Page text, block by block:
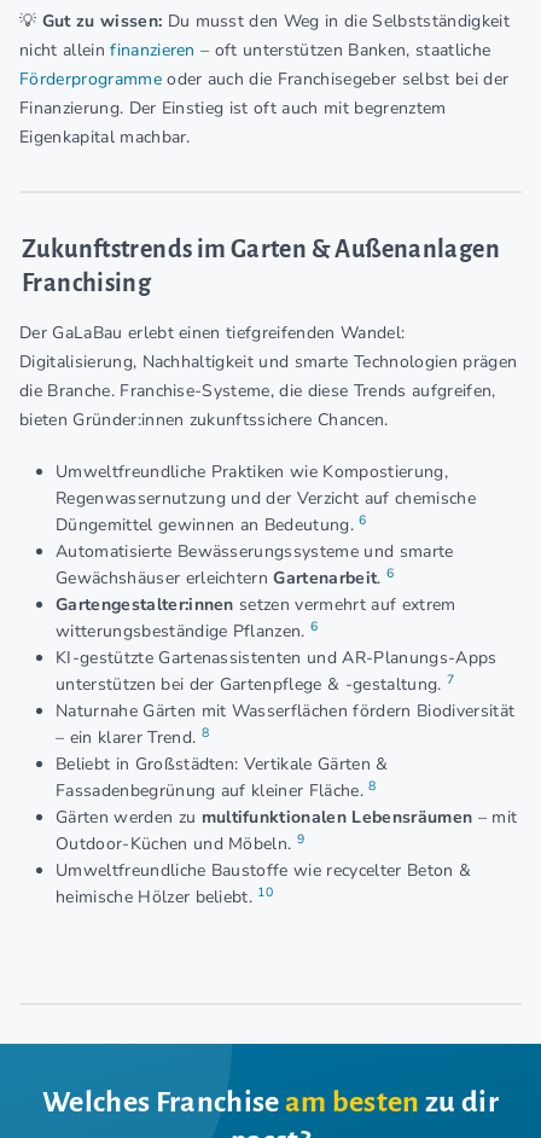
💡 Gut zu wissen: Du musst den Weg in die Selbstständigkeit
nicht alleinfinanzieren – oft unterstützen Banken, staatliche
Förderprogrammeoder auch die Franchisegeber selbst bei der
Finanzierung. Der Einstieg ist oft auch mit begrenztem
Eigenkapital machbar.
Zukunftstrends im Garten & Außenanlagen
Franchising
Der GaLaBau erlebt einen tiefgreifenden Wandel:
Digitalisierung, Nachhaltigkeit und smarte Technologien prägen
die Branche. Franchise-Systeme, die diese Trends aufgreifen,
bieten Gründer:innen zukunftssichere Chancen.
Umweltfreundliche Praktiken wie Kompostierung,
Regenwassernutzung und der Verzicht auf chemische
Düngemittel gewinnen an Bedeutung.6
Automatisierte Bewässerungssysteme und smarte
Gewächshäuser erleichternGartenarbeit.6
Gartengestalter:innen setzen vermehrt auf extrem
witterungsbeständige Pflanzen.6
KI-gestützte Gartenassistenten und AR-Planungs-Apps
unterstützen bei der Gartenpflege & -gestaltung. 7
Naturnahe Gärten mit Wasserflächen fördern Biodiversität
– ein klarer Trend. 8
Beliebt in Großstädten: Vertikale Gärten &
Fassadenbegrünung auf kleiner Fläche.8
Gärten werden zu multifunktionalen Lebensräumen – mit
Outdoor-Küchen und Möbeln. 9
Umweltfreundliche Baustoffe wie recycelter Beton &
heimische Hölzer beliebt. 10
Welches Franchiseam besten zu dir